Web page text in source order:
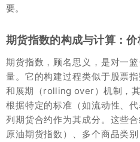
要。
期货指数的构成与计算：
期货指数，顾名思义，是对一
量。它的构建过程类似于股票
和展期（rolling over）机制，
根据特定的标准（如流动性、
列期货合约作为其成分。这些
原油期货指数）、多个商品类